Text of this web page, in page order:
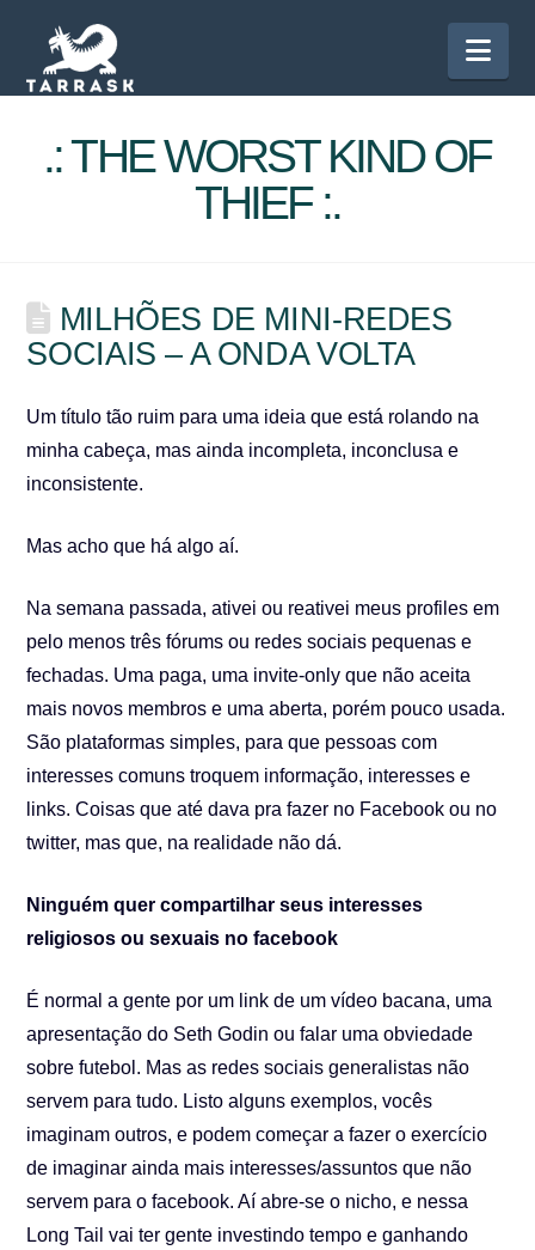
.: THE WORST KIND OF
THIEF :.
MILHÕES DE MINI-REDES
SOCIAIS – A ONDA VOLTA
Um título tão ruim para uma ideia que está rolando na
minha cabeça, mas ainda incompleta, inconclusa e
inconsistente.
Mas acho que há algo aí.
Na semana passada, ativei ou reativei meus profiles em
pelo menos três fórums ou redes sociais pequenas e
fechadas. Uma paga, uma invite-only que não aceita
mais novos membros e uma aberta, porém pouco usada.
São plataformas simples, para que pessoas com
interesses comuns troquem informação, interesses e
links. Coisas que até dava pra fazer no Facebook ou no
twitter, mas que, na realidade não dá.
Ninguém quer compartilhar seus interesses
religiosos ou sexuais no facebook
É normal a gente por um link de um vídeo bacana, uma
apresentação do Seth Godin ou falar uma obviedade
sobre futebol. Mas as redes sociais generalistas não
servem para tudo. Listo alguns exemplos, vocês
imaginam outros, e podem começar a fazer o exercício
de imaginar ainda mais interesses/assuntos que não
servem para o facebook. Aí abre-se o nicho, e nessa
Long Tail vai ter gente investindo tempo e ganhando